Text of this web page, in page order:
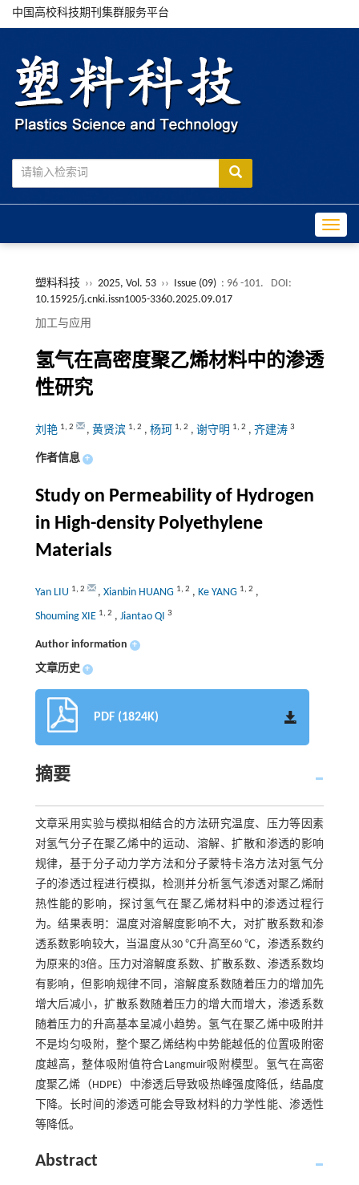
中国高校科技期刊集群服务平台
塑料科技 ›› 2025, Vol. 53 ›› Issue (09) : 96 -101.
DOI:
10.15925/j.cnki.issn1005-3360.2025.09.017
加工与应用
氢气在高密度聚乙烯材料中的渗透
性研究
刘艳 1, 2 , 黄贤滨 1, 2 , 杨珂 1, 2 , 谢守明 1, 2 , 齐建涛 3
作者信息 +
Study on Permeability of Hydrogen
in High-density Polyethylene
Materials
Yan LIU 1, 2 , Xianbin HUANG 1, 2 , Ke YANG 1, 2 ,
Shouming XIE 1, 2 , Jiantao QI 3
Author information +
文章历史 +
PDF (1824K)
摘要
文章采用实验与模拟相结合的方法研究温度、压力等因素
对氢气分子在聚乙烯中的运动、溶解、扩散和渗透的影响
规律，基于分子动力学方法和分子蒙特卡洛方法对氢气分
子的渗透过程进行模拟，检测并分析氢气渗透对聚乙烯耐
热性能的影响，探讨氢气在聚乙烯材料中的渗透过程行
为。结果表明：温度对溶解度影响不大，对扩散系数和渗
透系数影响较大，当温度从30 ℃升高至60 ℃，渗透系数约
为原来的3倍。压力对溶解度系数、扩散系数、渗透系数均
有影响，但影响规律不同，溶解度系数随着压力的增加先
增大后减小，扩散系数随着压力的增大而增大，渗透系数
随着压力的升高基本呈减小趋势。氢气在聚乙烯中吸附并
不是均匀吸附，整个聚乙烯结构中势能越低的位置吸附密
度越高，整体吸附值符合Langmuir吸附模型。氢气在高密
度聚乙烯（HDPE）中渗透后导致吸热峰强度降低，结晶度
下降。长时间的渗透可能会导致材料的力学性能、渗透性
等降低。
Abstract